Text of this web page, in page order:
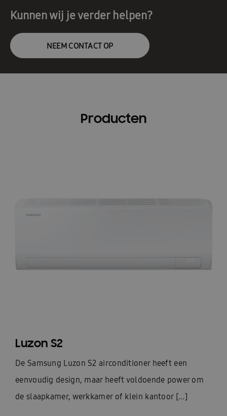
Kunnen wij je verder helpen?
NEEM CONTACT OP
Producten
Luzon S2
De Samsung Luzon S2 airconditioner heeft een
eenvoudig design, maar heeft voldoende power om
de slaapkamer, werkkamer of klein kantoor [...]